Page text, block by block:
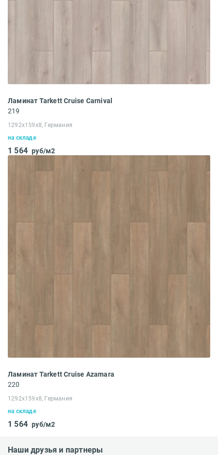
Ламинат Tarkett Cruise Carnival
219
1292x159x8, Германия
на складе
1 564 руб/м2
Ламинат Tarkett Cruise Azamara
220
1292x159x8, Германия
на складе
1 564 руб/м2
Наши друзья и партнеры